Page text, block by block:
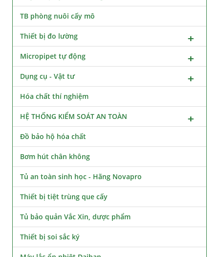
TB phòng nuôi cấy mô
Thiết bị đo lường
Micropipet tự động
Dụng cụ - Vật tư
Hóa chất thí nghiệm
HỆ THỐNG KIỂM SOÁT AN TOÀN
Đồ bảo hộ hóa chất
Bơm hút chân không
Tủ an toàn sinh học - Hãng Novapro
Thiết bị tiệt trùng que cấy
Tủ bảo quản Vắc Xin, dược phẩm
Thiết bị soi sắc ký